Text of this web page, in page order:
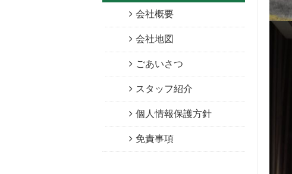
会社概要
会社地図
ごあいさつ
スタッフ紹介
個人情報保護方針
免責事項